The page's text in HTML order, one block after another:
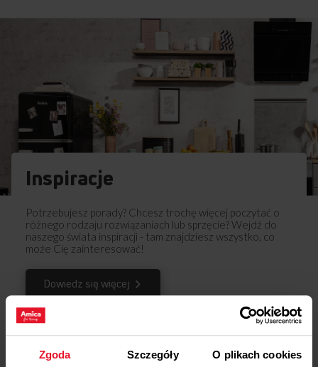
Zgoda Szczegóły O plikach cookies
Inspiracje
Potrzebujesz porady? Chcesz trochę więcej poczytać o
różnego rodzaju rozwiązaniach lub sprzęcie? Wejdź do
naszego świata inspiracji - tam znajdziesz wszystko, co
może Cię zainteresować!
Dowiedz się więcej
Opinie